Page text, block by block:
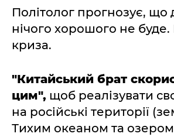
Політолог прогнозує, що
нічого хорошого не
криза.
"Китайський брат
цим", щоб реалізувати
на російські території
Тихим океаном та